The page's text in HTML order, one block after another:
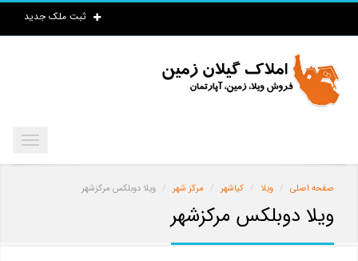
ثبت ملک جدید
صفحه اصلی ویلا کیاشهر مرکز شهر ویلا دوبلکس مرکزشهر
ویلا دوبلکس مرکزشهر